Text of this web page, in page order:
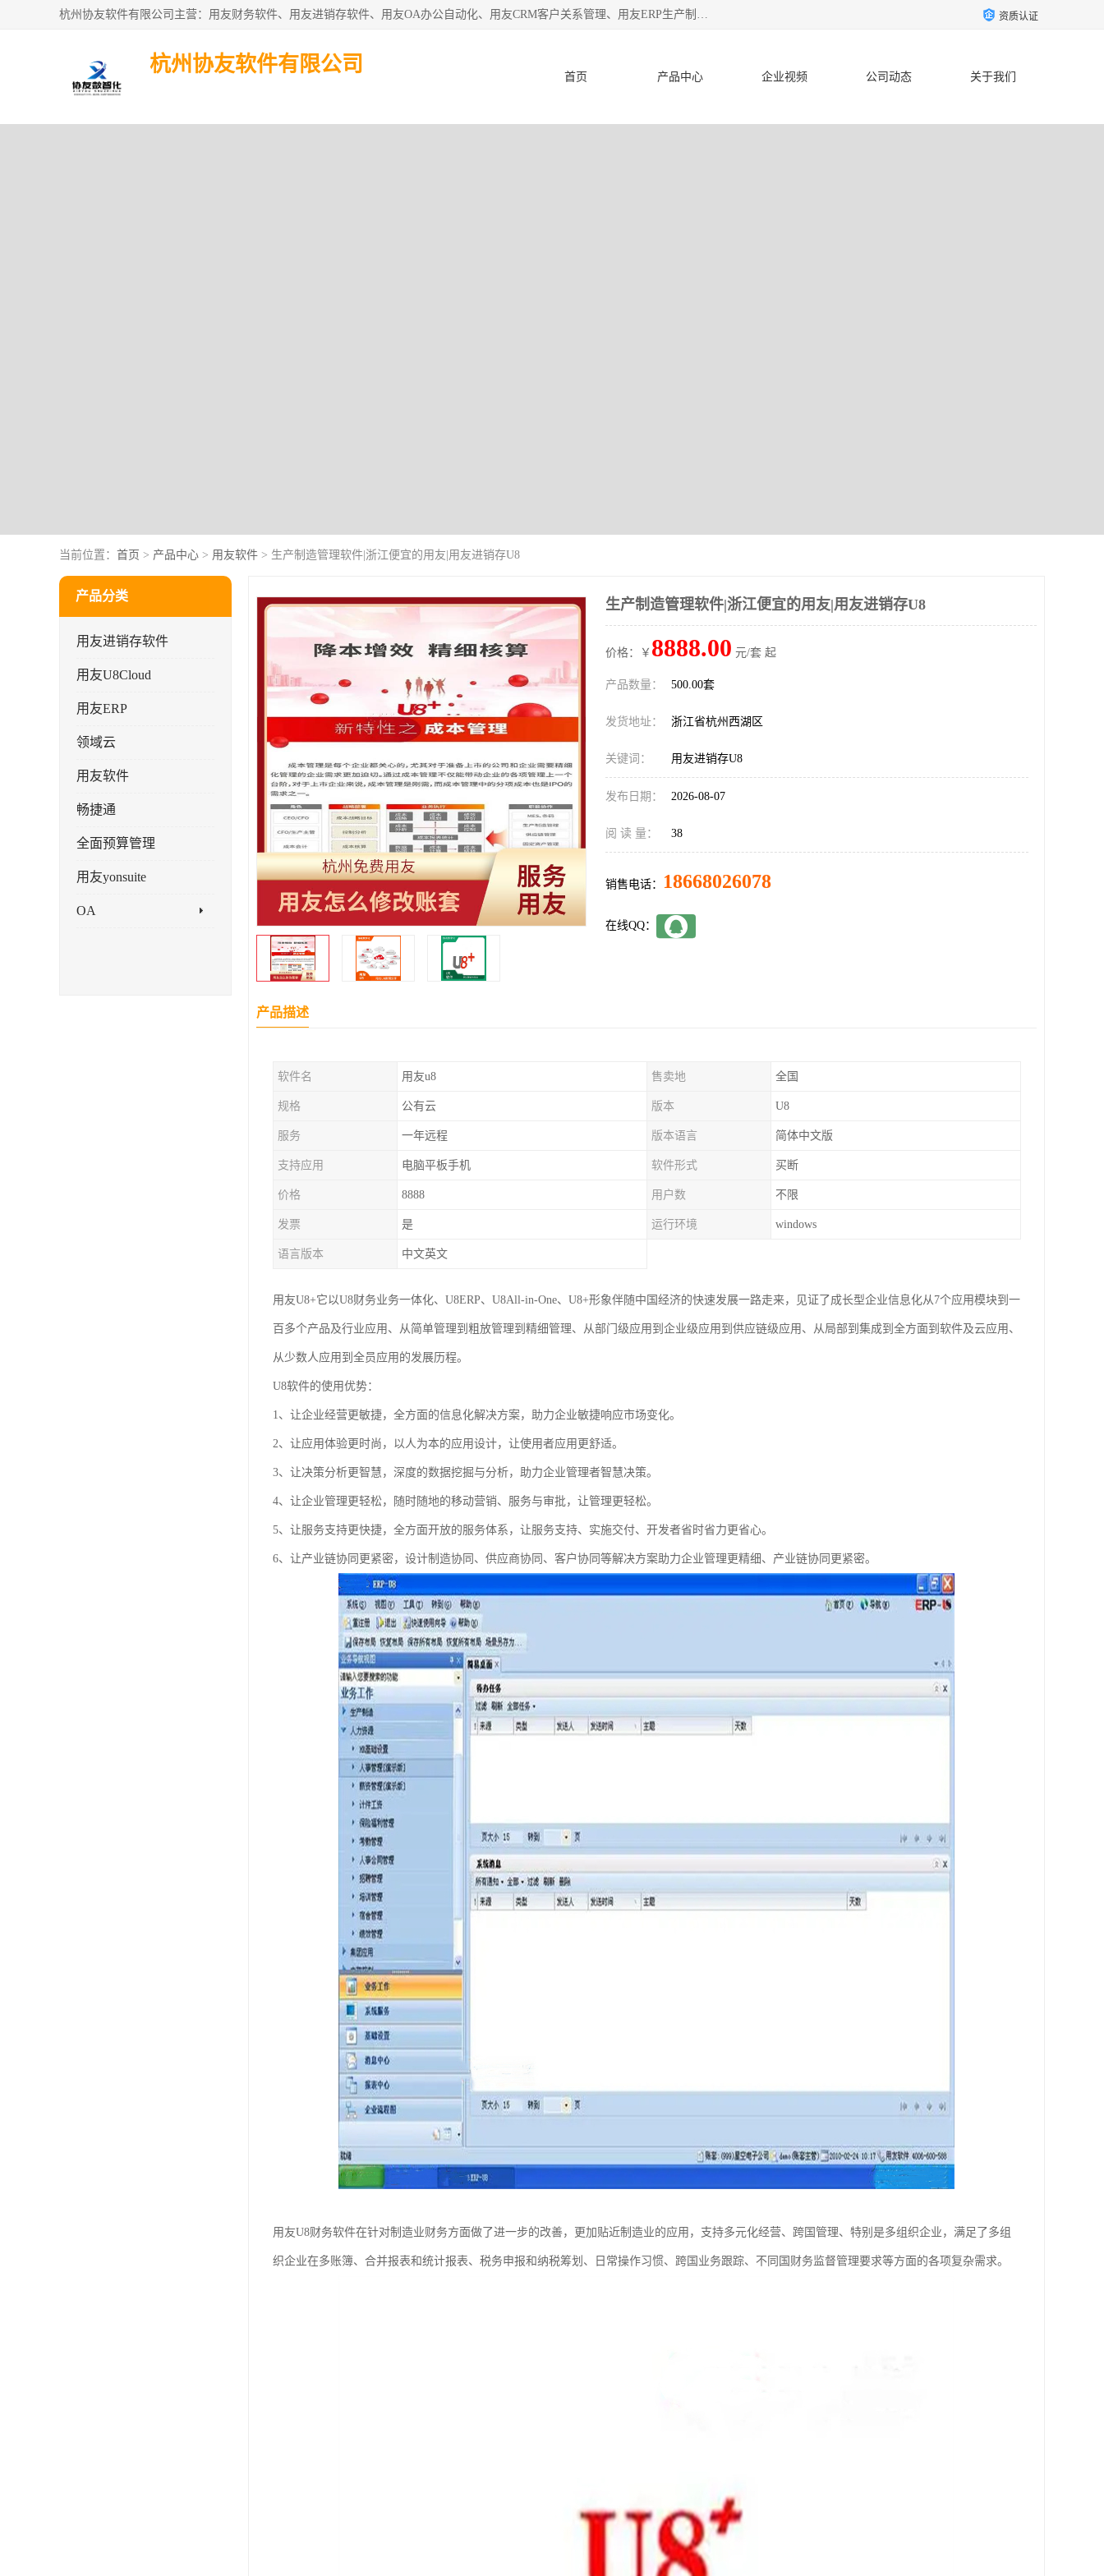
杭州协友软件有限公司主营：用友财务软件、用友进销存软件、用友OA办公自动化、用友CRM客户关系管理、用友ERP生产制造管理等;是一家用友管理软件咨询服务商。自创立至今，一直致力于为客户提供顾问式ERP管理解决方案务，为企业提供了财务管理、供应链和物流管理、生产制造管理、管理、知识与协同管理、客户关系管理等信息化建设领域的应用。 资质认证
杭州协友软件有限公司
首页 产品中心 企业视频 公司动态 关于我们
当前位置： 首页 > 产品中心 > 用友软件 > 生产制造管理软件|浙江便宜的用友|用友进销存U8
产品分类
用友进销存软件
用友U8Cloud
用友ERP
领域云
用友软件
畅捷通
全面预算管理
用友yonsuite
OA
生产制造管理软件|浙江便宜的用友|用友进销存U8
价格：￥ 8888.00 元/套 起
产品数量： 500.00套
发货地址： 浙江省杭州西湖区
关键词： 用友进销存U8
发布日期： 2026-08-07
阅 读 量： 38
销售电话： 18668026078
在线QQ：
产品描述
软件名 用友u8 售卖地 全国
规格 公有云 版本 U8
服务 一年远程 版本语言 简体中文版
支持应用 电脑平板手机 软件形式 买断
价格 8888 用户数 不限
发票 是 运行环境 windows
语言版本 中文英文
用友U8+它以U8财务业务一体化、U8ERP、U8All-in-One、U8+形象伴随中国经济的快速发展一路走来，见证了成长型企业信息化从7个应用模块到一
百多个产品及行业应用、从简单管理到粗放管理到精细管理、从部门级应用到企业级应用到供应链级应用、从局部到集成到全方面到软件及云应用、
从少数人应用到全员应用的发展历程。
U8软件的使用优势：
1、让企业经营更敏捷，全方面的信息化解决方案，助力企业敏捷响应市场变化。
2、让应用体验更时尚，以人为本的应用设计，让使用者应用更舒适。
3、让决策分析更智慧，深度的数据挖掘与分析，助力企业管理者智慧决策。
4、让企业管理更轻松，随时随地的移动营销、服务与审批，让管理更轻松。
5、让服务支持更快捷，全方面开放的服务体系，让服务支持、实施交付、开发者省时省力更省心。
6、让产业链协同更紧密，设计制造协同、供应商协同、客户协同等解决方案助力企业管理更精细、产业链协同更紧密。
用友U8财务软件在针对制造业财务方面做了进一步的改善，更加贴近制造业的应用，支持多元化经营、跨国管理、特别是多组织企业，满足了多组
织企业在多账簿、合并报表和统计报表、税务申报和纳税筹划、日常操作习惯、跨国业务跟踪、不同国财务监督管理要求等方面的各项复杂需求。